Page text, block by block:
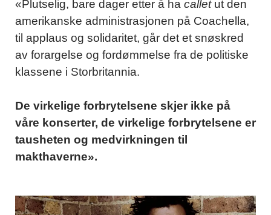
«Plutselig, bare dager etter å ha callet ut den
amerikanske administrasjonen på Coachella,
til applaus og solidaritet, går det et snøskred
av forargelse og fordømmelse fra de politiske
klassene i Storbritannia.
De virkelige forbrytelsene skjer ikke på
våre konserter, de virkelige forbrytelsene er
tausheten og medvirkningen til
makthaverne».